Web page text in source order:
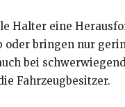
Halter eine
bringen nur
bei
Fahrzeugbesitzer.